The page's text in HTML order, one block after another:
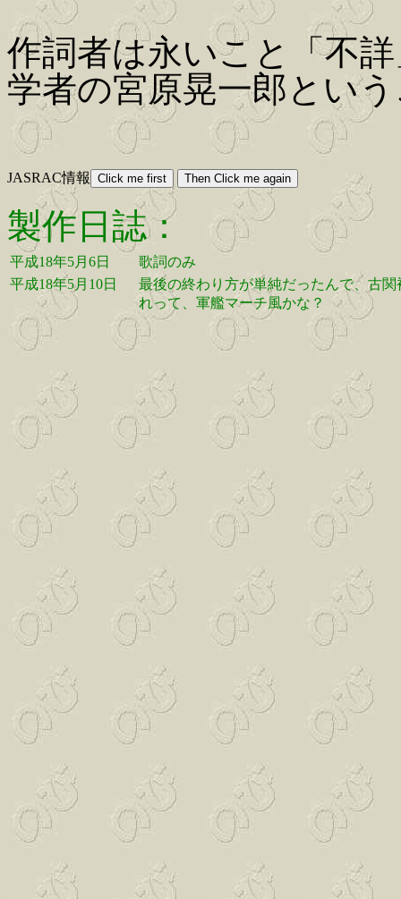
作詞者は永いこと「不
学者の宮原晃一郎とい
JASRAC情報
製作日誌：
平成18年5月6日
歌詞のみ
平成18年5月10日
最後の終わり方が単純だったんで、古
れって、軍艦マーチ風かな？